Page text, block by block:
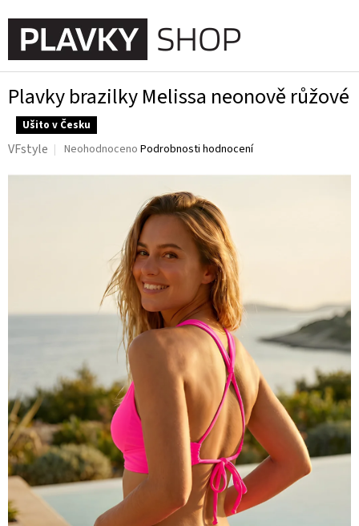
na
obsah
Plavky brazilky Melissa neonově růžové
Ušito v Česku
Průměrné
produktu
hvězdiček.
Neohodnoceno Podrobnosti hodnocení
VFstyle